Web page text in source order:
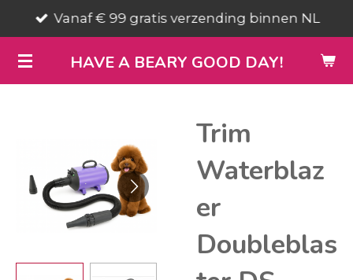
direct
naar
de
HAVE A BEARY GOOD DAY!
Vanaf € 99 gratis verzending binnen NL
Trim
Waterblaz
er
Doubleblas